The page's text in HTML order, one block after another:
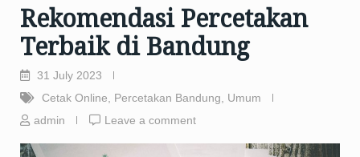
Rekomendasi Percetakan
Terbaik di Bandung
31 July 2023
Cetak Online
Percetakan Bandung
Umum
admin
Leave a comment